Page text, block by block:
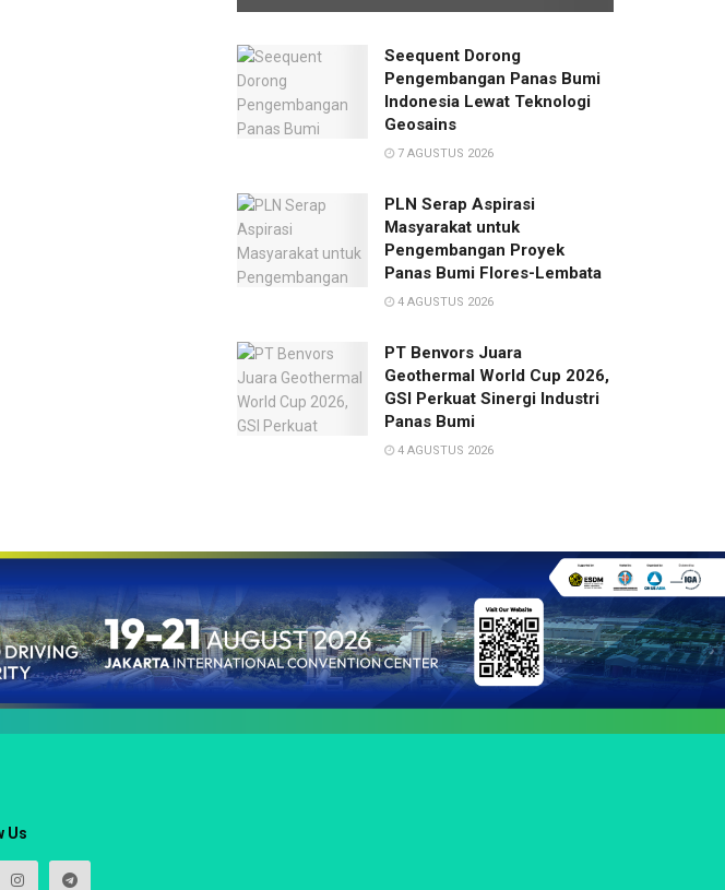
Seequent Dorong
Pengembangan Panas Bumi
Indonesia Lewat Teknologi
Geosains
7 AGUSTUS 2026
PLN Serap Aspirasi
Masyarakat untuk
Pengembangan Proyek
Panas Bumi Flores-Lembata
4 AGUSTUS 2026
PT Benvors Juara
Geothermal World Cup 2026,
GSI Perkuat Sinergi Industri
Panas Bumi
4 AGUSTUS 2026
Us